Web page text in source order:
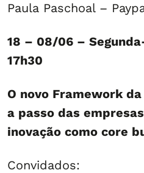
Paula Paschoal –
18 – 08/06 –
17h30
O novo Framework
a passo das
inovação como core
Convidados: